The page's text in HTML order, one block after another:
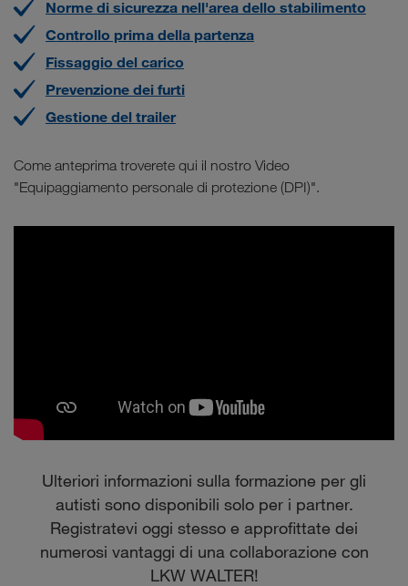
Norme di sicurezza nell'area dello stabilimento
Controllo prima della partenza
Fissaggio del carico
Prevenzione dei furti
Gestione del trailer
Come anteprima troverete qui il nostro Video
"Equipaggiamento personale di protezione (DPI)".
Ulteriori informazioni sulla formazione per gli
autisti sono disponibili solo per i partner.
Registratevi oggi stesso e approfittate dei
numerosi vantaggi di una collaborazione con
LKW WALTER!